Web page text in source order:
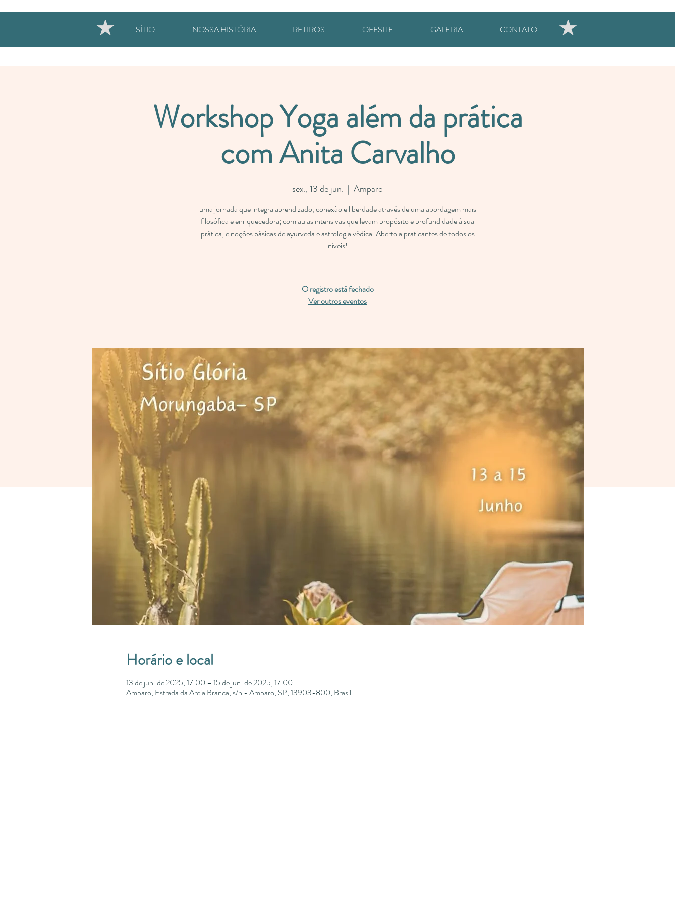
SÍTIO NOSSA HISTÓRIA RETIROS OFFSITE GALERIA CONTATO
Workshop Yoga além da prática
com Anita Carvalho
sex., 13 de jun.
  |
Amparo
uma jornada que integra aprendizado, conexão e liberdade através de uma abordagem mais
filosófica e enriquecedora; com aulas intensivas que levam propósito e profundidade à sua
prática, e noções básicas de ayurveda e astrologia védica. Aberto a praticantes de todos os
níveis!
O registro está fechado
Ver outros eventos
Horário e local
13 de jun. de 2025, 17:00 – 15 de jun. de 2025, 17:00
Amparo, Estrada da Areia Branca, s/n - Amparo, SP, 13903-800, Brasil